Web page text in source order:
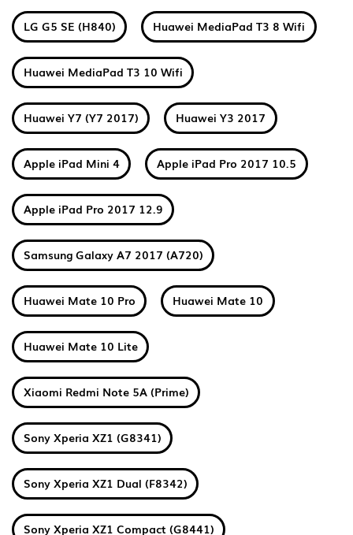
LG G5 SE (H840) Huawei MediaPad T3 8 Wifi
Huawei MediaPad T3 10 Wifi
Huawei Y7 (Y7 2017) Huawei Y3 2017
Apple iPad Mini 4 Apple iPad Pro 2017 10.5
Apple iPad Pro 2017 12.9
Samsung Galaxy A7 2017 (A720)
Huawei Mate 10 Pro Huawei Mate 10
Huawei Mate 10 Lite
Xiaomi Redmi Note 5A (Prime)
Sony Xperia XZ1 (G8341)
Sony Xperia XZ1 Dual (F8342)
Sony Xperia XZ1 Compact (G8441)